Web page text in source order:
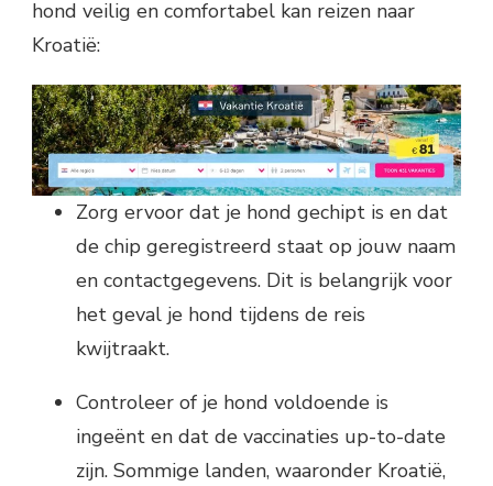
hond veilig en comfortabel kan reizen naar
Kroatië:
Zorg ervoor dat je hond gechipt is en dat
de chip geregistreerd staat op jouw naam
en contactgegevens. Dit is belangrijk voor
het geval je hond tijdens de reis
kwijtraakt.
Controleer of je hond voldoende is
ingeënt en dat de vaccinaties up-to-date
zijn. Sommige landen, waaronder Kroatië,